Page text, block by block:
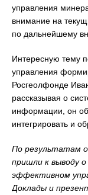
управления
внимание на
по дальнейшему
Интересную тему
управления
Росгеолфонде
рассказывая о
информации, он
интегрировать и
По результатам
пришли к выводу
эффективном
Доклады и